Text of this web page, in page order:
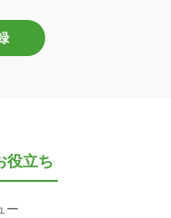
役立ち
ー